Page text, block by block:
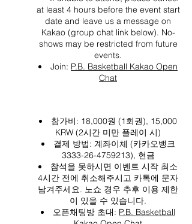
at least 4 hours before the event start
date and leave us a message on
Kakao (group chat link below). No-
shows may be restricted from future
events.
Join: P.B. Basketball Kakao Open
Chat
참가비: 18,000원 (1회권), 15,000
KRW (2시간 미만 플레이 시)
결제 방법: 계좌이체 (카카오뱅크
3333-26-4759213), 현금
참석을 못하시면 이벤트 시작 최소
4시간 전에 취소해주시고 카톡에 문자
남겨주세요. 노쇼 경우 추후 이용 제한
이 있을 수 있습니다.
오픈채팅방 초대: P.B. Basketball